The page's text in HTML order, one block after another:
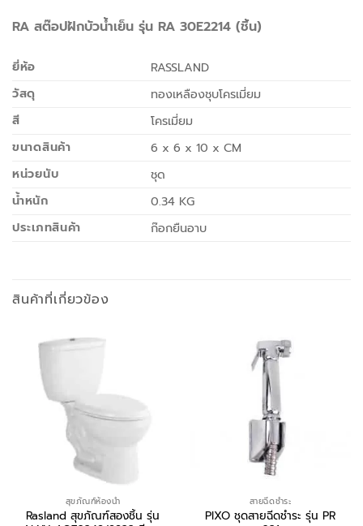
RA สต๊อปฝักบัวน้ำเย็น รุ่น RA 30E2214 (ชิ้น)
ยี่ห้อ
RASSLAND
วัสดุ
ทองเหลืองชุบโครเมี่ยม
สี
โครเมี่ยม
ขนาดสินค้า
6 x 6 x 10 x CM
หน่วยนับ
ชุด
น้ำหนัก
0.34 KG
ประเภทสินค้า
ก๊อกยืนอาบ
สินค้าที่เกี่ยวข้อง
สุขภัณฑ์ห้องน้ำ
Rasland สุขภัณฑ์สองชิ้น รุ่น
สายฉีดชำระ
PIXO ชุดสายฉีดชำระ รุ่น PR